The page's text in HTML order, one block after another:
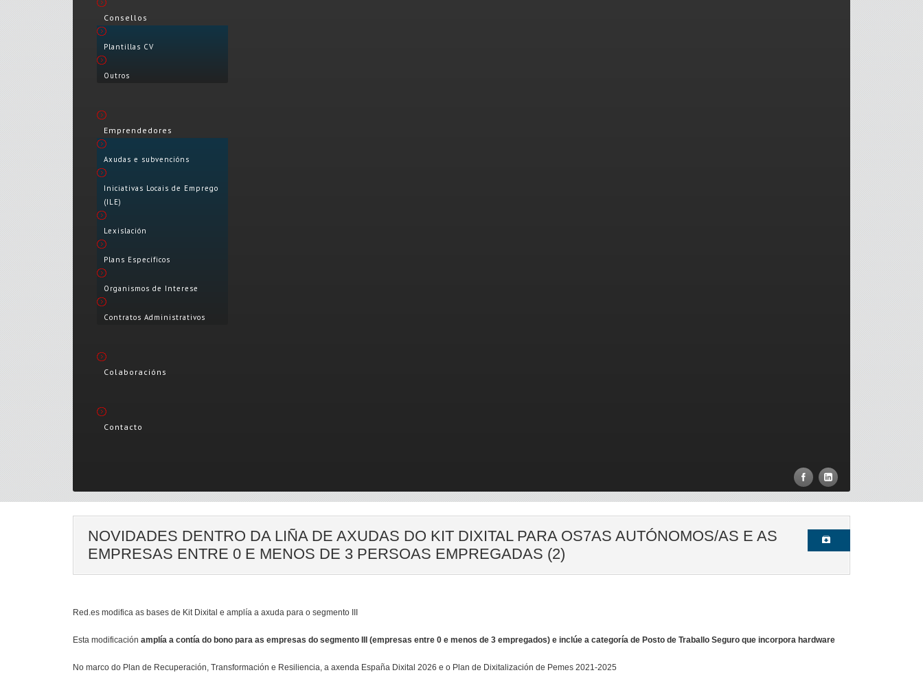
Consellos
Plantillas CV
Outros
Emprendedores
Axudas e subvencións
Iniciativas Locais de Emprego
(ILE)
Lexislación
Plans Específicos
Organismos de Interese
Contratos Administrativos
Colaboracións
Contacto
NOVIDADES DENTRO DA LIÑA DE AXUDAS DO KIT DIXITAL PARA OS7AS AUTÓNOMOS/AS E AS
EMPRESAS ENTRE 0 E MENOS DE 3 PERSOAS EMPREGADAS (2)
Red.es modifica as bases de Kit Dixital e amplía a axuda para o segmento III
Esta modificación amplía a contía do bono para as empresas do segmento III (empresas entre 0 e menos de 3 empregados) e inclúe a categoría de Posto de Traballo Seguro que incorpora hardware
No marco do Plan de Recuperación, Transformación e Resiliencia, a axenda España Dixital 2026 e o Plan de Dixitalización de Pemes 2021-2025